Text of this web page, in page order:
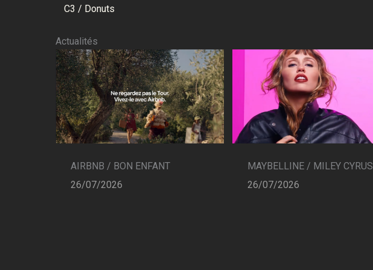
C3 / Donuts
Actualités
AIRBNB / BON ENFANT
26/07/2026
MAYBELLINE / MILEY CYRUS
26/07/2026